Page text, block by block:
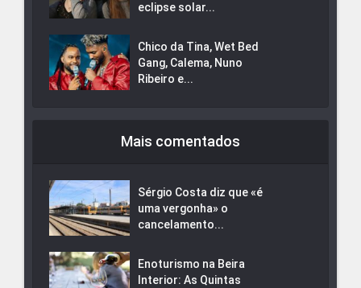
eclipse solar...
Chico da Tina, Wet Bed
Gang, Calema, Nuno
Ribeiro e...
Mais comentados
Sérgio Costa diz que «é
uma vergonha» o
cancelamento...
Enoturismo na Beira
Interior: As Quintas